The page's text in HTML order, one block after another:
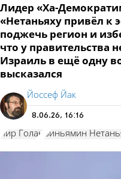
Лидер «Ха-
«Нетаньяху привёл к
поджечь регион и
что у правительства
Израиль в ещё одну
высказался
Йоссеф Йак
8.06.26, 16:16
Яир Голан Биньямин